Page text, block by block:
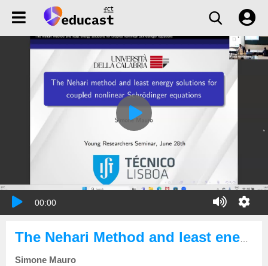
00:00
Simone Mauro